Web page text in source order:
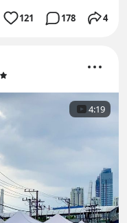
121 178 4
4:19